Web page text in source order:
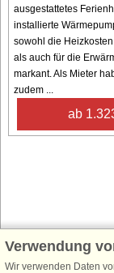
ausgestattetes
installierte
sowohl die
als auch für die
markant. Als Mieter
zudem ...
ab
Schließen Sie sich
Verwendung
Wir verwenden Daten